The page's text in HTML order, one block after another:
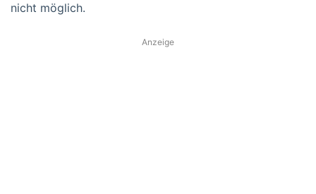
nicht möglich.
Anzeige